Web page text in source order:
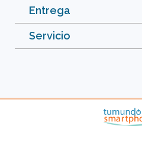
Entrega
Servicio